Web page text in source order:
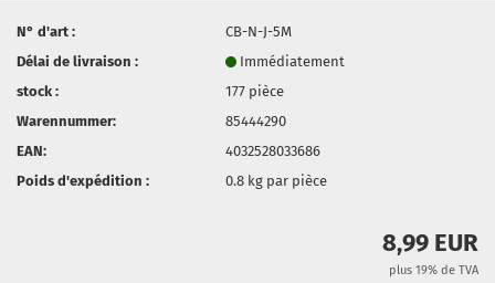
N° d'art :
CB-N-J-5M
Délai de livraison :
Immédiatement
stock :
177 pièce
Warennummer:
85444290
EAN:
4032528033686
Poids d'expédition :
0.8 kg par pièce
8,99 EUR
plus 19% de TVA